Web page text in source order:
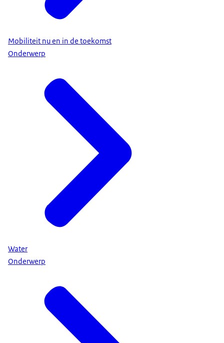
Mobiliteit nu en in de toekomst
Onderwerp
Water
Onderwerp